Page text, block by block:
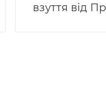
взуття від